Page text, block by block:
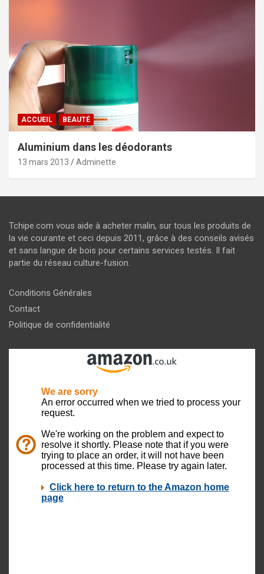
ACCUEIL BEAUTÉ
Aluminium dans les déodorants
13 mars 2013 Adminette
Tchipe.com vous aide à acheter malin, sur tous les produits de
la vie courante et ceci depuis 2011, grâce à des conseils avisés
et sans langue de bois pour certains services testés. Il fait
partie du réseau culture-fusion.
Conditions Générales
Contact
Politique de confidentialité